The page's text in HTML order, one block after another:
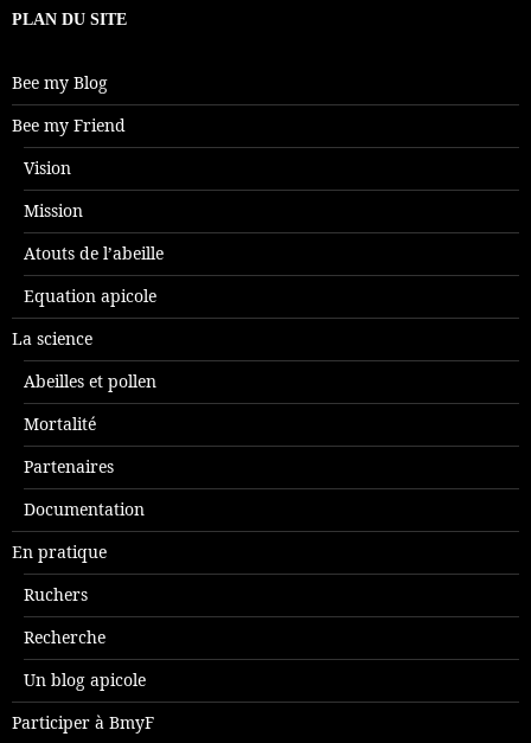
PLAN DU SITE
Bee my Blog
Bee my Friend
Vision
Mission
Atouts de l’abeille
Equation apicole
La science
Abeilles et pollen
Mortalité
Partenaires
Documentation
En pratique
Ruchers
Recherche
Un blog apicole
Participer à BmyF